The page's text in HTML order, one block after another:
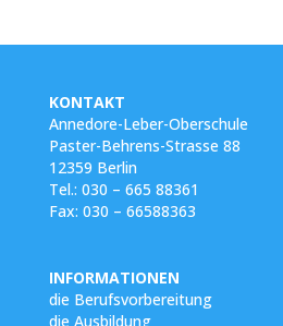
KONTAKT
Annedore-Leber-Oberschule
Paster-Behrens-Strasse 88
12359 Berlin
Tel.: 030 – 665 88361
Fax: 030 – 66588363
INFORMATIONEN
die Berufsvorbereitung
die Ausbildung